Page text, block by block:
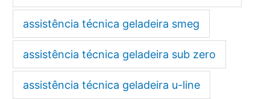
assistência técnica geladeira smeg
assistência técnica geladeira sub zero
assistência técnica geladeira u-line